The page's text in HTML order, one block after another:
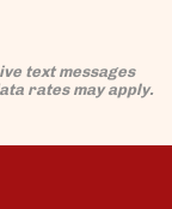
text messages
rates may apply.